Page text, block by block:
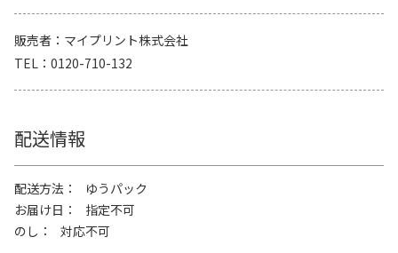
販売者
マイプリント株式会社
TEL
0120-710-132
配送情報
配送方法
ゆうパック
お届け日
指定不可
のし
対応不可